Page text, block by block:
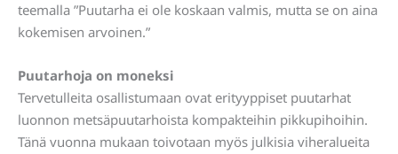
teemalla ”Puutarha ei ole koskaan valmis, mutta se on aina
kokemisen arvoinen.”
Puutarhoja on moneksi
Tervetulleita osallistumaan ovat erityyppiset puutarhat
luonnon metsäpuutarhoista kompakteihin pikkupihoihin.
Tänä vuonna mukaan toivotaan myös julkisia viheralueita